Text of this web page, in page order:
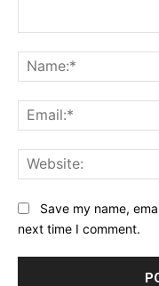
Save my name,
next time I comment.